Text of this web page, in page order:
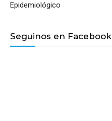
Epidemiológico
Seguinos en Facebook